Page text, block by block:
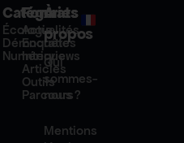
Catégories
Écologie
Démocratie
Numérique
Formats
Actualités
Enquêtes
Interviews
Articles
Outils
Parcours
À
propos
Qui
sommes-
nous ?
Mentions